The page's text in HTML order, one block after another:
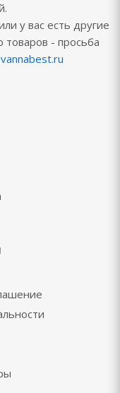
у вас есть другие
- просьба